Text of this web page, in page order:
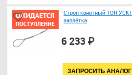
Строп канатный TOR
заплётка
6 233 ₽
ЗАПРОСИТЬ АНАЛОГ